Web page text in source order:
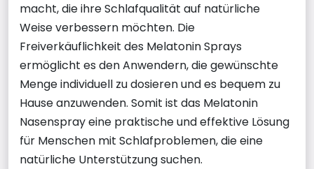
macht, die ihre Schlafqualität auf natürliche
Weise verbessern möchten. Die
Freiverkäuflichkeit des Melatonin Sprays
ermöglicht es den Anwendern, die gewünschte
Menge individuell zu dosieren und es bequem zu
Hause anzuwenden. Somit ist das Melatonin
Nasenspray eine praktische und effektive Lösung
für Menschen mit Schlafproblemen, die eine
natürliche Unterstützung suchen.